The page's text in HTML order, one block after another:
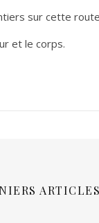
sur cette
et le corps.
ARTICLES